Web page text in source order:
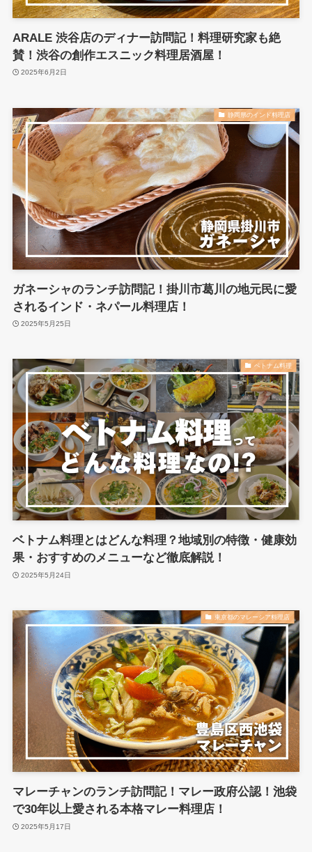
ARALE 渋谷店のディナー訪問記！料理研究家も絶
賛！渋谷の創作エスニック料理居酒屋！
2025年6月2日
静岡県のインド料理店
ガネーシャのランチ訪問記！掛川市葛川の地元民に愛
されるインド・ネパール料理店！
2025年5月25日
ベトナム料理
ベトナム料理とはどんな料理？地域別の特徴・健康効
果・おすすめのメニューなど徹底解説！
2025年5月24日
東京都のマレーシア料理店
マレーチャンのランチ訪問記！マレー政府公認！池袋
で30年以上愛される本格マレー料理店！
2025年5月17日